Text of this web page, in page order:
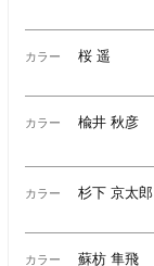
カラー 桜 遥
カラー 楡井 秋彦
カラー 杉下 京太郎
カラー 蘇枋 隼飛